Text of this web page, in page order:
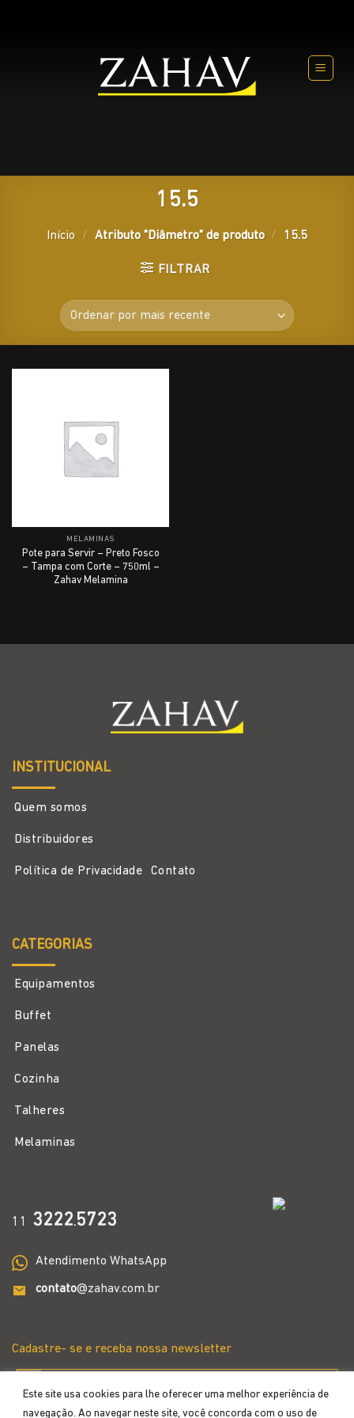
Este site usa cookies para lhe oferecer uma melhor experiência de
navegação. Ao navegar neste site, você concorda com o uso de
15.5
Início / Atributo "Diâmetro" de produto / 15.5
FILTRAR
MELAMINAS
Pote para Servir – Preto Fosco
– Tampa com Corte – 750ml –
Zahav Melamina
INSTITUCIONAL
Quem somos
Distribuidores
Política de Privacidade Contato
CATEGORIAS
Equipamentos
Buffet
Panelas
Cozinha
Talheres
Melaminas
11 3222.5723
Atendimento WhatsApp
contato@zahav.com.br
Cadastre- se e receba nossa newsletter